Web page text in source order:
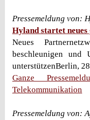
Pressemeldung von:
Hyland startet
Neues
beschleunigen und
unterstützenBerlin,
Ganze
Telekommunikation
Pressemeldung von: